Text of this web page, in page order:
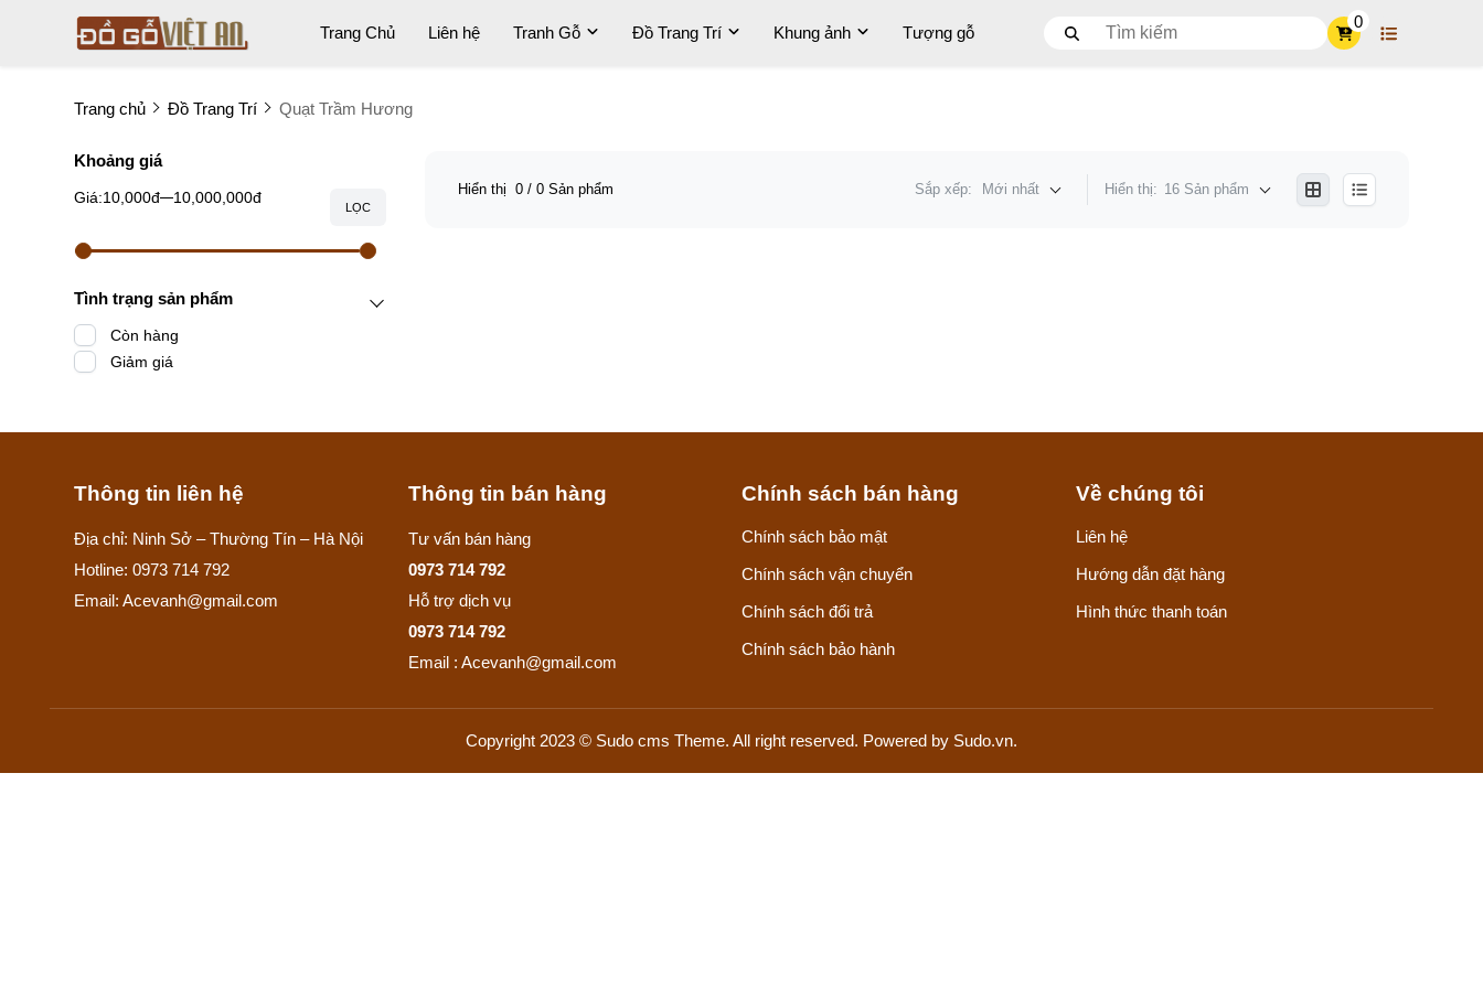
Trang Chủ Liên hệ Tranh Gỗ Đồ Trang Trí Khung ảnh Tượng gỗ
0
Trang chủ Đồ Trang Trí Quạt Trầm Hương
Khoảng giá
Giá:10,000đ 10,000,000đ
LỌC
Tình trạng sản phẩm
Còn hàng
Giảm giá
Hiển thị 0/ 0 Sản phẩm Sắp xếp: Mới nhất Hiển thị: 16 Sản phẩm
Thông tin liên hệ
Địa chỉ: Ninh Sở – Thường Tín – Hà Nội
Hotline: 0973 714 792
Email: Acevanh@gmail.com
Thông tin bán hàng
Tư vấn bán hàng
0973 714 792
Hỗ trợ dịch vụ
0973 714 792
Email : Acevanh@gmail.com
Chính sách bán hàng
Chính sách bảo mật
Chính sách vận chuyển
Chính sách đổi trả
Chính sách bảo hành
Về chúng tôi
Liên hệ
Hướng dẫn đặt hàng
Hình thức thanh toán
Copyright 2023 © Sudo cms Theme. All right reserved. Powered by Sudo.vn.